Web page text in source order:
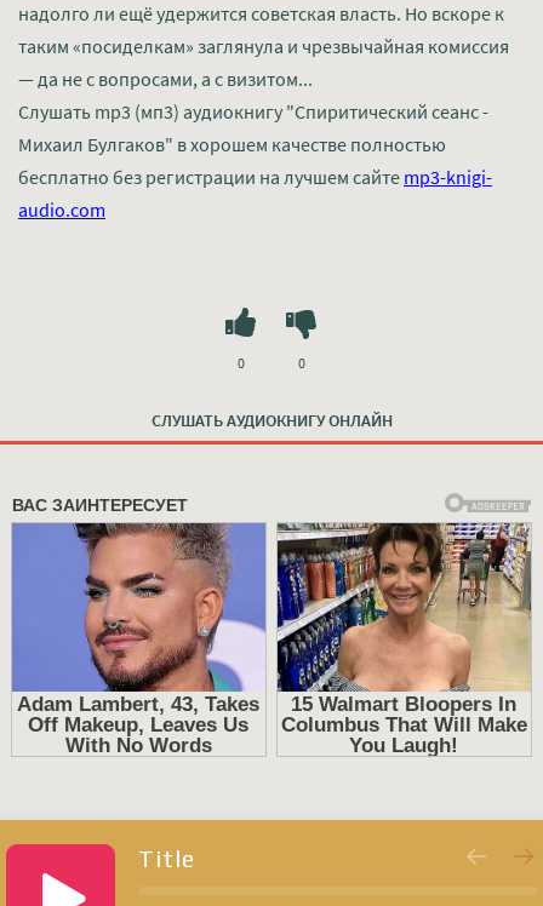
надолго ли ещё удержится советская власть. Но вскоре к
таким «посиделкам» заглянула и чрезвычайная комиссия
— да не с вопросами, а с визитом...
Слушать mp3 (мп3) аудиокнигу "Спиритический сеанс -
Михаил Булгаков" в хорошем качестве полностью
бесплатно без регистрации на лучшем сайте mp3-knigi-
audio.com
СЛУШАТЬ АУДИОКНИГУ ОНЛАЙН
0 0
Title